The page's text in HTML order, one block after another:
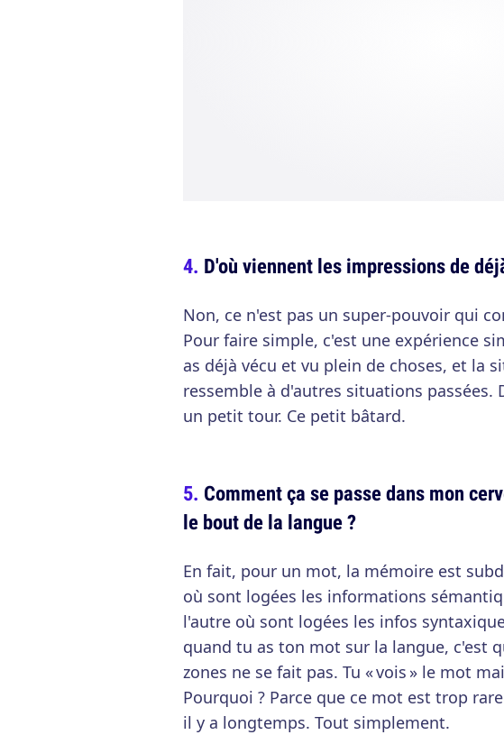
D'où viennent les impressions de
Non, ce n'est pas un super-pouvoir qui
Pour faire simple, c'est une expérience
as déjà vécu et vu plein de choses, et la
ressemble à d'autres situations passées.
un petit tour. Ce petit bâtard.
Comment ça se passe dans mon
le bout de la langue ?
En fait, pour un mot, la mémoire est
où sont logées les informations
l'autre où sont logées les infos
quand tu as ton mot sur la langue, c'est
zones ne se fait pas. Tu « vois » le mot
Pourquoi ? Parce que ce mot est trop
il y a longtemps. Tout simplement.